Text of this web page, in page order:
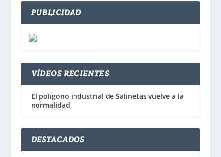
PUBLICIDAD
VÍDEOS RECIENTES
El polígono industrial de Salinetas vuelve a la
normalidad
DESTACADOS